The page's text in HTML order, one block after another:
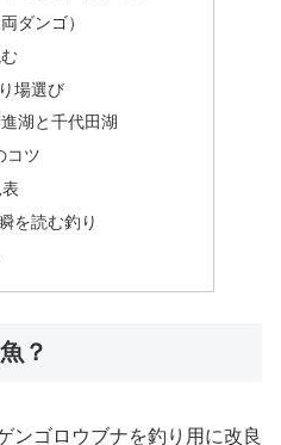
ダンゴ）
場選び
湖と千代田湖
コツ
を読む釣り
？
ンゴロウブナを釣り用に改良